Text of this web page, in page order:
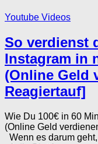
Youtube Videos
So verdienst
Instagram in
(Online Geld
Reagiertauf]
Wie Du 100€ in 60
(Online Geld
Wenn es darum